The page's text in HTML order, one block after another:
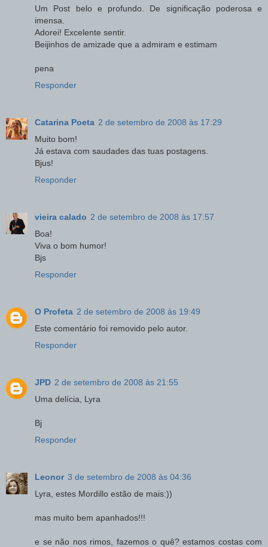
Um Post belo e profundo. De significação poderosa e
imensa.
Adorei! Excelente sentir.
Beijinhos de amizade que a admiram e estimam
pena
Responder
Catarina Poeta 2 de setembro de 2008 às 17:29
Muito bom!
Já estava com saudades das tuas postagens.
Bjus!
Responder
vieira calado 2 de setembro de 2008 às 17:57
Boa!
Viva o bom humor!
Bjs
Responder
O Profeta 2 de setembro de 2008 às 19:49
Este comentário foi removido pelo autor.
Responder
JPD 2 de setembro de 2008 às 21:55
Uma delícia, Lyra
Bj
Responder
Leonor 3 de setembro de 2008 às 04:36
Lyra, estes Mordillo estão de mais:))
mas muito bem apanhados!!!
e se não nos rimos, fazemos o quê? estamos costas com